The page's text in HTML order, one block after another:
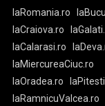
laRomania.ro
laCraiova.ro
laCalarasi.ro
laMiercureaCiuc.ro
laOradea.ro
laRamnicuValcea.ro